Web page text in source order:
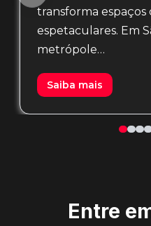
transforma espaços
espetaculares. Em
metrópole…
Saiba mais
Entre